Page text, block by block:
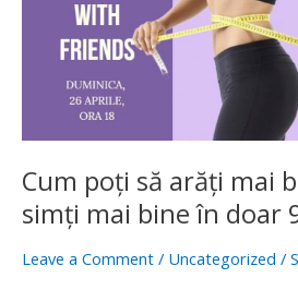
Cum poți să arăți mai
simți mai bine în doar
Leave a Comment / Uncategorized /
9
zile